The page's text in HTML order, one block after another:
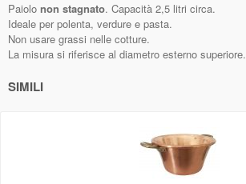
Paiolo non stagnato. Capacità 2,5 litri circa.
Ideale per polenta, verdure e pasta.
Non usare grassi nelle cotture.
La misura si riferisce al diametro esterno superiore.
SIMILI